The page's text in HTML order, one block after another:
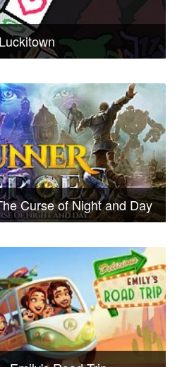
Luckitown
Curse of Night and Day